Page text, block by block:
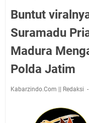
Buntut
Suramadu
Madura
Polda Jatim
Kabarzindo.Com || Redaksi